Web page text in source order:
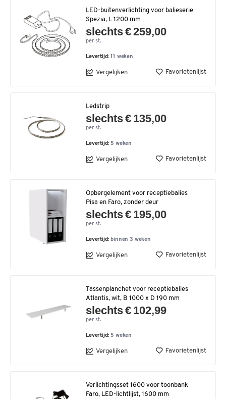
LED-buitenverlichting voor balieserie
Spezia, L 1200 mm
slechts € 259,00
per st.
Levertijd:11 weken
Vergelijken Favorietenlijst
Ledstrip
slechts € 135,00
per st.
Levertijd: 5 weken
Vergelijken Favorietenlijst
Opbergelement voor receptiebalies
Pisa en Faro, zonder deur
slechts € 195,00
per st.
Levertijd: binnen 3 weken
Vergelijken Favorietenlijst
Tassenplanchet voor receptiebalies
Atlantis, wit, B 1000 x D 190 mm
slechts € 102,99
per st.
Levertijd: 5 weken
Vergelijken Favorietenlijst
Verlichtingsset 1600 voor toonbank
Faro, LED-lichtlijst, 1600 mm